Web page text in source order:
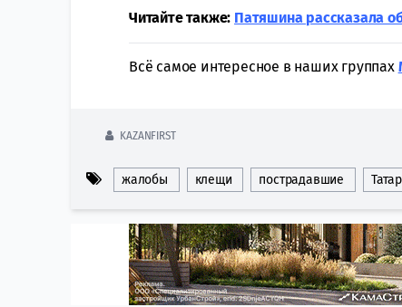
Читайте также: Патяшина рассказала
Всё самое интересное в наших группах
KAZANFIRST
жалобы клещи пострадавшие